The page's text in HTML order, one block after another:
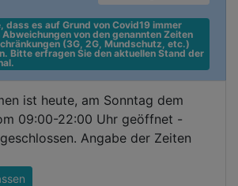
dass es auf Grund von Covid19 immer
von den genannten Zeiten
(3G, 2G, Mundschutz, etc.)
Bitte erfragen Sie den aktuellen Stand der
ist heute, am Sonntag dem
09:00-22:00 Uhr geöffnet -
Angabe der Zeiten